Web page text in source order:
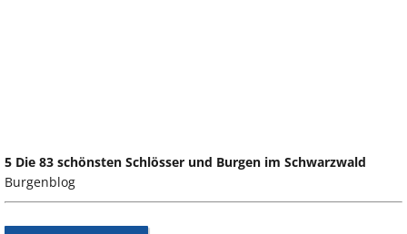
5 Die 83 schönsten Schlösser und Burgen im Schwarzwald
Burgenblog